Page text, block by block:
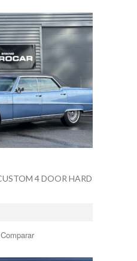
4 DOOR HARD
Comparar